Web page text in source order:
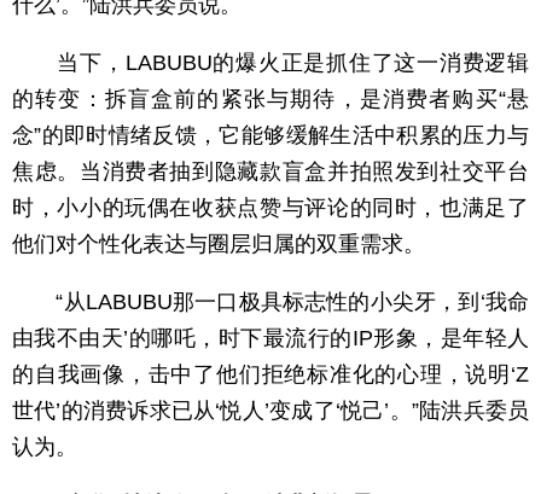
当下，LABUBU的爆火正是抓住了这一消费逻辑
的转变：拆盲盒前的紧张与期待，是消费者购买“悬
念”的即时情绪反馈，它能够缓解生活中积累的压力与
焦虑。当消费者抽到隐藏款盲盒并拍照发到社交平台
时，小小的玩偶在收获点赞与评论的同时，也满足了
他们对个性化表达与圈层归属的双重需求。
“从LABUBU那一口极具标志性的小尖牙，到‘我命
由我不由天’的哪吒，时下最流行的IP形象，是年轻人
的自我画像，击中了他们拒绝标准化的心理，说明‘Z
世代’的消费诉求已从‘悦人’变成了‘悦己’。”陆洪兵委员
认为。